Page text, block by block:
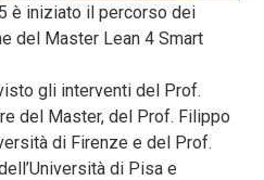
è iniziato il percorso dei
del Master Lean 4 Smart
gli interventi del Prof.
del Master, del Prof. Filippo
di Firenze e del Prof.
di Pisa e